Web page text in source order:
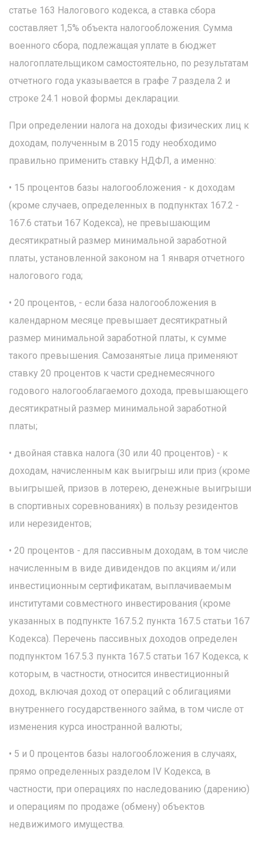
статье 163 Налогового кодекса, а ставка сбора
составляет 1,5% объекта налогообложения. Сумма
военного сбора, подлежащая уплате в бюджет
налогоплательщиком самостоятельно, по результатам
отчетного года указывается в графе 7 раздела 2 и
строке 24.1 новой формы декларации.
При определении налога на доходы физических лиц к
доходам, полученным в 2015 году необходимо
правильно применить ставку НДФЛ, а именно:
• 15 процентов базы налогообложения - к доходам
(кроме случаев, определенных в подпунктах 167.2 -
167.6 статьи 167 Кодекса), не превышающим
десятикратный размер минимальной заработной
платы, установленной законом на 1 января отчетного
налогового года;
• 20 процентов, - если база налогообложения в
календарном месяце превышает десятикратный
размер минимальной заработной платы, к сумме
такого превышения. Самозанятые лица применяют
ставку 20 процентов к части среднемесячного
годового налогооблагаемого дохода, превышающего
десятикратный размер минимальной заработной
платы;
• двойная ставка налога (30 или 40 процентов) - к
доходам, начисленным как выигрыш или приз (кроме
выигрышей, призов в лотерею, денежные выигрыши
в спортивных соревнованиях) в пользу резидентов
или нерезидентов;
• 20 процентов - для пассивным доходам, в том числе
начисленным в виде дивидендов по акциям и/или
инвестиционным сертификатам, выплачиваемым
институтами совместного инвестирования (кроме
указанных в подпункте 167.5.2 пункта 167.5 статьи 167
Кодекса). Перечень пассивных доходов определен
подпунктом 167.5.3 пункта 167.5 статьи 167 Кодекса, к
которым, в частности, относится инвестиционный
доход, включая доход от операций с облигациями
внутреннего государственного займа, в том числе от
изменения курса иностранной валюты;
• 5 и 0 процентов базы налогообложения в случаях,
прямо определенных разделом IV Кодекса, в
частности, при операциях по наследованию (дарению)
и операциям по продаже (обмену) объектов
недвижимого имущества.